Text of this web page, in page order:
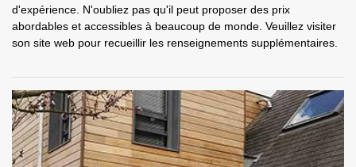
d'expérience. N'oubliez pas qu'il peut proposer des prix
abordables et accessibles à beaucoup de monde. Veuillez visiter
son site web pour recueillir les renseignements supplémentaires.